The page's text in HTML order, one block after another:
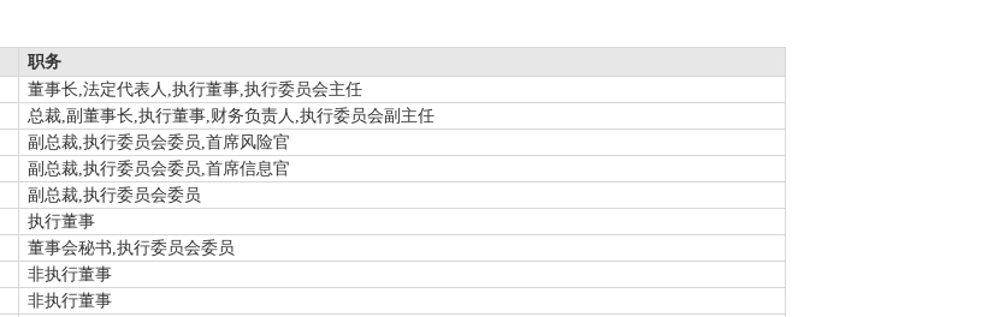
职务
董事长,法定代表人,执行董事,执行委员会主任
总裁,副董事长,执行董事,财务负责人,执行委员会副主任
副总裁,执行委员会委员,首席风险官
副总裁,执行委员会委员,首席信息官
副总裁,执行委员会委员
执行董事
董事会秘书,执行委员会委员
非执行董事
非执行董事